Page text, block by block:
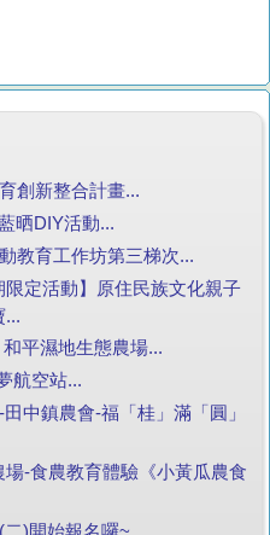
創新整合計畫...
晒DIY活動...
教育工作坊第三梯次...
定活動】原住民族文化親子
平濕地生態農場...
航空站...
中鎮農會-福「桂」滿「圓」
場-食農教育體驗《小黃瓜農食
)開始報名囉~...